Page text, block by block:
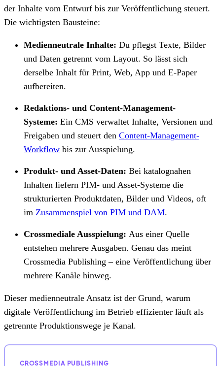
der Inhalte vom Entwurf bis zur Veröffentlichung steuert.
Die wichtigsten Bausteine:
Medienneutrale Inhalte: Du pflegst Texte, Bilder
und Daten getrennt vom Layout. So lässt sich
derselbe Inhalt für Print, Web, App und E-Paper
aufbereiten.
Redaktions- und Content-Management-
Systeme: Ein CMS verwaltet Inhalte, Versionen und
Freigaben und steuert den Content-Management-
Workflow bis zur Ausspielung.
Produkt- und Asset-Daten: Bei katalognahen
Inhalten liefern PIM- und Asset-Systeme die
strukturierten Produktdaten, Bilder und Videos, oft
im Zusammenspiel von PIM und DAM.
Crossmediale Ausspielung: Aus einer Quelle
entstehen mehrere Ausgaben. Genau das meint
Crossmedia Publishing – eine Veröffentlichung über
mehrere Kanäle hinweg.
Dieser medienneutrale Ansatz ist der Grund, warum
digitale Veröffentlichung im Betrieb effizienter läuft als
getrennte Produktionswege je Kanal.
CROSSMEDIA PUBLISHING